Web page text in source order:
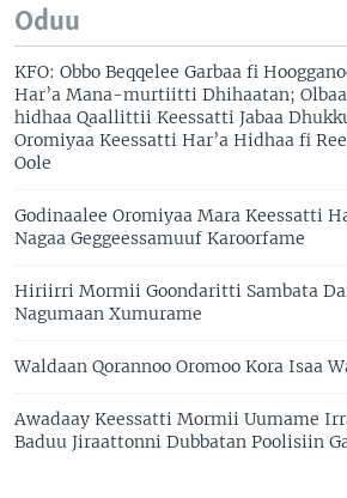
Oduu
KFO: Obbo Beqqelee Garbaa fi
Har’a Mana-murtiitti Dhihaatan;
hidhaa Qaallittii Keessatti Jabaa
Oromiyaa Keessatti Har’a Hidhaa fi
Oole
Godinaalee Oromiyaa Mara Keessatti
Nagaa Geggeessamuuf Karoorfame
Hiriirri Mormii Goondaritti Sambata
Nagumaan Xumurame
Waldaan Qorannoo Oromoo Kora Isaa
Awadaay Keessatti Mormii Uumame
Baduu Jiraattonni Dubbatan Poolisiin